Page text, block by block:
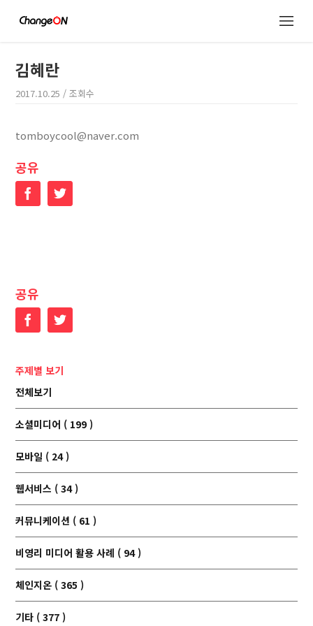
김혜란
2017.10.25 / 조회수
tomboycool@naver.com
공유
FacebookTwitter
공유
FacebookTwitter
주제별 보기
전체보기
소셜미디어 ( 199 )
모바일 ( 24 )
웹서비스 ( 34 )
커뮤니케이션 ( 61 )
비영리 미디어 활용 사례 ( 94 )
체인지온 ( 365 )
기타 ( 377 )